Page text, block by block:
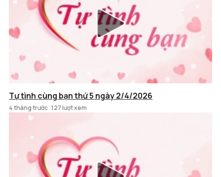
Tự tình cùng bạn thứ 5 ngày 2/4/2026
4 tháng trước 127 lượt xem